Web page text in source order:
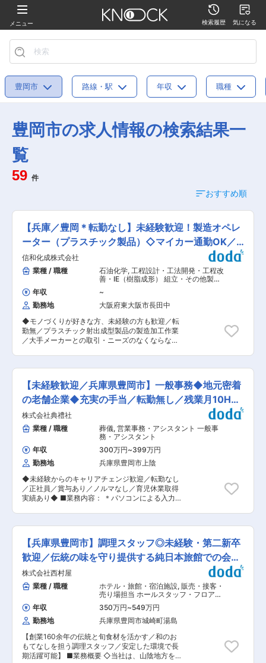
メニュー 検索履歴 気になる
豊岡市 路線・駅 年収 職種
豊岡市の求人情報の検索結果一
覧
59 件
おすすめ順
【兵庫／豊岡＊転勤なし】未経験歓迎！製造オペレ
ーター（プラスチック製品）◇マイカー通勤OK／
資格手当
信和化成株式会社
業種 / 職種
石油化学, 工程設計・工法開発・工程改
善・IE（樹脂成形） 組立・その他製造
年収
~
勤務地
大阪府東大阪市長田中
◆モノづくりが好きな方、未経験の方も歓迎／転
勤無／プラスチック射出成型製品の製造加工作業
／大手メーカーとの取引・ニーズのなくならない
射出成型製品の製造加工作業となります。（主に
樹脂製キャスターや樹脂製スノーチェーンを取り
扱っています） ＜主な業務＞射出成形機のオペレ
ーター ※オペレーター業務と合わせて下記業務も
発生します。 ・射出成形機への金型着脱交換作業
・射出成形機に原料等を充填する仕込み補充作業
・製造した製品の検品作業 ・その他、製品製造に
関連する作業も付随作業としてあります。 ※未経
験の方でも一から指導しサポートいたします。 ■
教育体制： 入社後1か月程度かけて、原料混合／
成形部門／金型部門／品質管理／出荷部門など、
あらゆる仕事を1週間ごとのローテーションで経
験し、基礎知識をつけていただくため、未経験か
らでも知識と経験を積んでいける環境です。 ■キ
ャリアプラン： 部門間での異動はほぼなく、1つ
の部門で腰を据えて知識や技術を習得いただけま
がい： キャスターローラーは椅子／エレベータ
ー・エスカレーターの内部／自動ドアのローラー
／医療用ストレッチャーなど身近なところや、生
活に欠かせないシーンで利用されており、人々の
生活を支える製品製造に携わっていただけます。
■当社の特徴・魅力： 当社はキャスター、ベアリ
ングローラーにおいて非常に付加価値の高い製品
を製造しています。一部品でありますが、新幹線
や首相官邸にも使用されていて、日本が誇るモノ
づくりや技術力を語る上で当社の商品はかかせな
い存在です。ショッピングモールなどのエレベー
ターやエスカレーターにも使用される為、建物が
新設される限りニーズがなくなることはありませ
【未経験歓迎／兵庫県豊岡市】一般事務◆地元密着
の老舗企業◆充実の手当／転勤無し／残業月10H程
度
株式会社典禮社
業種 / 職種
葬儀, 営業事務・アシスタント 一般事
務・アシスタント
年収
300万円~399万円
勤務地
兵庫県豊岡市上陰
◆未経験からのキャリアチェンジ歓迎／転勤なし
／正社員／賞与あり／ノルマなし／育児休業取得
実績あり◆ ■業務内容： ＊パソコンによる入力
等、物品の準備 ＊電話対応・来客対応・事前相談
＊その他、雑務 ■同社について： 同社は創業約
60年、豊岡市に根差して個人様の人生を尊重する
葬儀をご提案しています。ご遺族様の心情に配慮
し、家族葬や直葬、遺品の整理・買取、事前相談
など幅広く対応しています。葬送文化と命の大切
さを次世代に引き継ぐため、日々努めています。
変更の範囲：無
【兵庫県豊岡市】調理スタッフ◎未経験・第二新卒
歓迎／伝統の味を守り提供する純日本旅館での会席
料理
株式会社西村屋
業種 / 職種
ホテル・旅館・宿泊施設, 販売・接客・
売り場担当 ホールスタッフ・フロアス
タッフ・調理スタッフ（飲食）
年収 350万円~549万円
勤務地
兵庫県豊岡市城崎町湯島
【創業160余年の伝統と旬食材を活かす／和のお
もてなしを担う調理スタッフ／安定した環境で長
期活躍可能】 ■業務概要 ◇当社は、山陰地方を